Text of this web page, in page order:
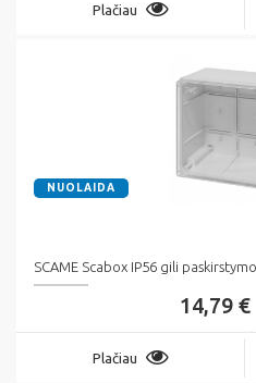
Plačiau
NUOLAIDA
SCAME Scabox IP56 gili
14,79 €
Plačiau